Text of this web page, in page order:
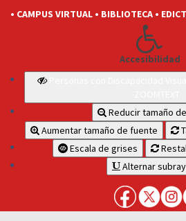
• CAMPUS VIRTUAL • BIBLIOTECA •
Accesibilidad
Reducir tamaño
Aumentar tamaño de fuente
Escala de grises
Alternar